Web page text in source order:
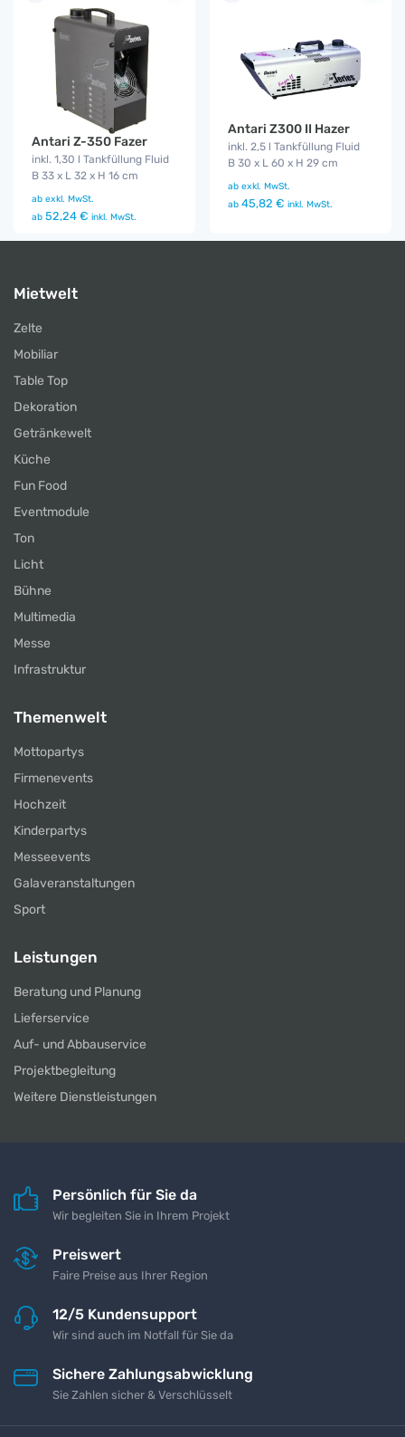
Antari Z-350 Fazer
inkl. 1,30 l Tankfüllung Fluid
B 33 x L 32 x H 16 cm
ab exkl. MwSt.
ab 52,24 € inkl. MwSt.
Antari Z300 II Hazer
inkl. 2,5 l Tankfüllung Fluid
B 30 x L 60 x H 29 cm
ab exkl. MwSt.
ab 45,82 € inkl. MwSt.
Mietwelt
Zelte
Mobiliar
Table Top
Dekoration
Getränkewelt
Küche
Fun Food
Eventmodule
Ton
Licht
Bühne
Multimedia
Messe
Infrastruktur
Themenwelt
Mottopartys
Firmenevents
Hochzeit
Kinderpartys
Messeevents
Galaveranstaltungen
Sport
Leistungen
Beratung und Planung
Lieferservice
Auf- und Abbauservice
Projektbegleitung
Weitere Dienstleistungen
Persönlich für Sie da
Wir begleiten Sie in Ihrem Projekt
Preiswert
Faire Preise aus Ihrer Region
12/5 Kundensupport
Wir sind auch im Notfall für Sie da
Sichere Zahlungsabwicklung
Sie Zahlen sicher & Verschlüsselt